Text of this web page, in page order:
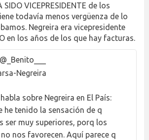
SIDO VICEPRESIDENTE de los
todavía menos vergüenza de lo
Negreira era vicepresidente
en los años de los que hay facturas.
@_Benito___
Negreira
sobre Negreira en El País:
he tenido la sensación de q
ser muy superiores, porq los
nos favorecen. Aquí parece q